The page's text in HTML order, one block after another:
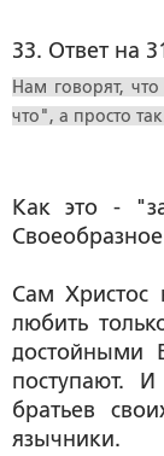
33. Ответ на
Нам говорят,
что", а просто
Как это -
Сам Христос
любить
достойными
поступают.
братьев
язычники.